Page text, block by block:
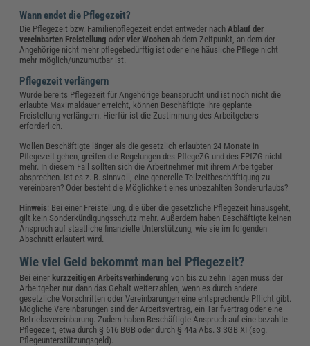
Wann endet die Pflegezeit?
Die Pflegezeit bzw. Familienpflegezeit endet entweder nachAblauf der
vereinbarten Freistellung odervier Wochen ab dem Zeitpunkt, an dem der
Angehörige nicht mehr pflegebedürftig ist oder eine häusliche Pflege nicht
mehr möglich/unzumutbar ist.
Pflegezeit verlängern
Wurde bereits Pflegezeit für Angehörige beansprucht und ist noch nicht die
erlaubte Maximaldauer erreicht, können Beschäftigte ihre geplante
Freistellung verlängern. Hierfür ist die Zustimmung des Arbeitgebers
erforderlich.
Wollen Beschäftigte länger als die gesetzlich erlaubten 24 Monate in
Pflegezeit gehen, greifen die Regelungen des PflegeZG und des FPfZG nicht
mehr. In diesem Fall sollten sich die Arbeitnehmer mit ihrem Arbeitgeber
absprechen. Ist es z. B. sinnvoll, eine generelle Teilzeitbeschäftigung zu
vereinbaren? Oder besteht die Möglichkeit eines unbezahlten Sonderurlaubs?
Hinweis: Bei einer Freistellung, die über die gesetzliche Pflegezeit hinausgeht,
gilt kein Sonderkündigungsschutz mehr. Außerdem haben Beschäftigte keinen
Anspruch auf staatliche finanzielle Unterstützung, wie sie im folgenden
Abschnitt erläutert wird.
Wie viel Geld bekommt man bei Pflegezeit?
Bei einer kurzzeitigen Arbeitsverhinderung von bis zu zehn Tagen muss der
Arbeitgeber nur dann das Gehalt weiterzahlen, wenn es durch andere
gesetzliche Vorschriften oder Vereinbarungen eine entsprechende Pflicht gibt.
Mögliche Vereinbarungen sind der Arbeitsvertrag, ein Tarifvertrag oder eine
Betriebsvereinbarung. Zudem haben Beschäftigte Anspruch auf eine bezahlte
Pflegezeit, etwa durch § 616 BGB oder durch § 44a Abs. 3 SGB XI (sog.
Pflegeunterstützungsgeld).